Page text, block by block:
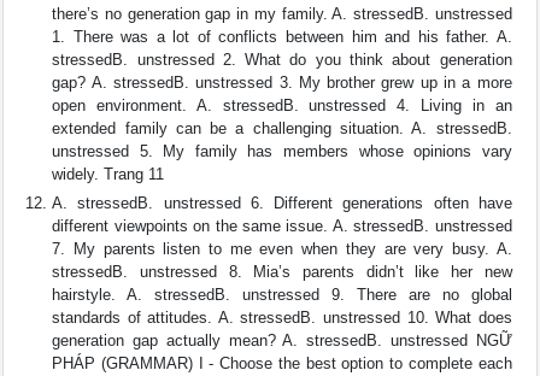
there’s no generation gap in my family. A. stressedB. unstressed
1. There was a lot of conflicts between him and his father. A.
stressedB. unstressed 2. What do you think about generation
gap? A. stressedB. unstressed 3. My brother grew up in a more
open environment. A. stressedB. unstressed 4. Living in an
extended family can be a challenging situation. A. stressedB.
unstressed 5. My family has members whose opinions vary
widely. Trang 11
A. stressedB. unstressed 6. Different generations often have
different viewpoints on the same issue. A. stressedB. unstressed
7. My parents listen to me even when they are very busy. A.
stressedB. unstressed 8. Mia’s parents didn’t like her new
hairstyle. A. stressedB. unstressed 9. There are no global
standards of attitudes. A. stressedB. unstressed 10. What does
generation gap actually mean? A. stressedB. unstressed NGỮ
PHÁP (GRAMMAR) I - Choose the best option to complete each